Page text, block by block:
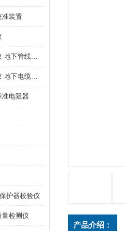
准装置
准电阻器
护器校验仪
量检测仪
产品介绍：